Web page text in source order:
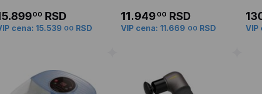
00 RSD
cena: 15.539 00 RSD
11.94900 RSD
VIP cena: 11.669 00 RSD VIP